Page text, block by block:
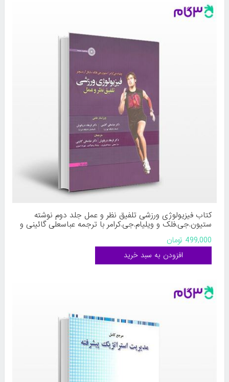
کتاب فیزیولوژی ورزشی تلفیق نظر و عمل جلد دوم نوشته
ستیون.جی.فلک و ویلیام.جی.کرامر با ترجمه عباسعلی گائینی و
499,000 تومان